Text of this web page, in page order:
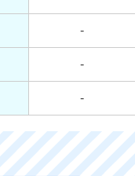
-
-
-